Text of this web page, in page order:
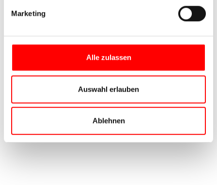
Marketing
Alle zulassen
Auswahl erlauben
Ablehnen